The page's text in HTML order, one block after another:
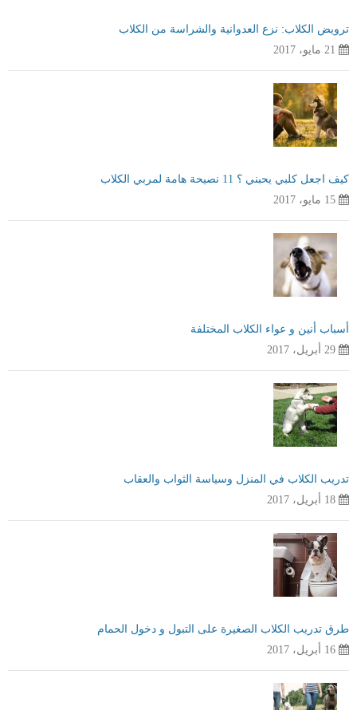
ترويض الكلاب: نزع العدوانية والشراسة من الكلاب
21 مايو، 2017
كيف اجعل كلبي يحبني ؟ 11 نصيحة هامة لمربي الكلاب
15 مايو، 2017
أسباب أنين و عواء الكلاب المختلفة
29 أبريل، 2017
تدريب الكلاب في المنزل وسياسة الثواب والعقاب
18 أبريل، 2017
طرق تدريب الكلاب الصغيرة على التبول و دخول الحمام
16 أبريل، 2017